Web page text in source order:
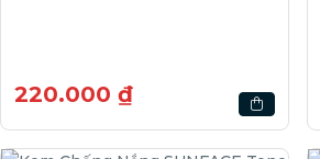
220.000 ₫